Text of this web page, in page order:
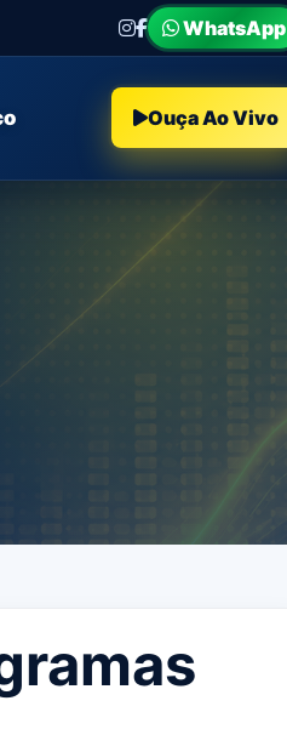
WhatsApp
Ouça Ao Vivo